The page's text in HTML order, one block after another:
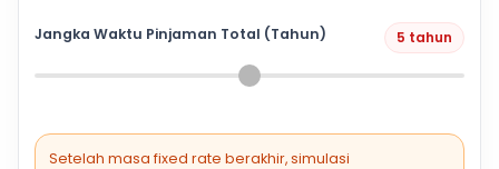
Jangka Waktu Pinjaman Total (Tahun) 5 tahun
Setelah masa fixed rate berakhir, simulasi